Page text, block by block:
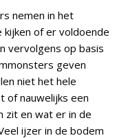
nemen in het
of er voldoende
vervolgens op basis
geven
niet het hele
of nauwelijks een
zit en wat er in de
ijzer in de bodem